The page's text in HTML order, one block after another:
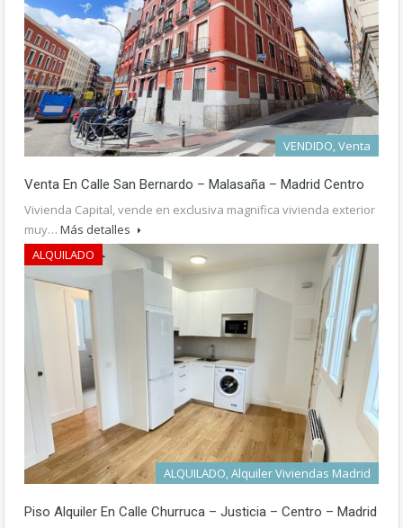
VENDIDO, Venta
Venta En Calle San Bernardo – Malasaña – Madrid Centro
Vivienda Capital, vende en exclusiva magnifica vivienda exterior
muy… Más detalles
700.000€
ALQUILADO
ALQUILADO, Alquiler Viviendas Madrid
Piso Alquiler En Calle Churruca – Justicia – Centro – Madrid